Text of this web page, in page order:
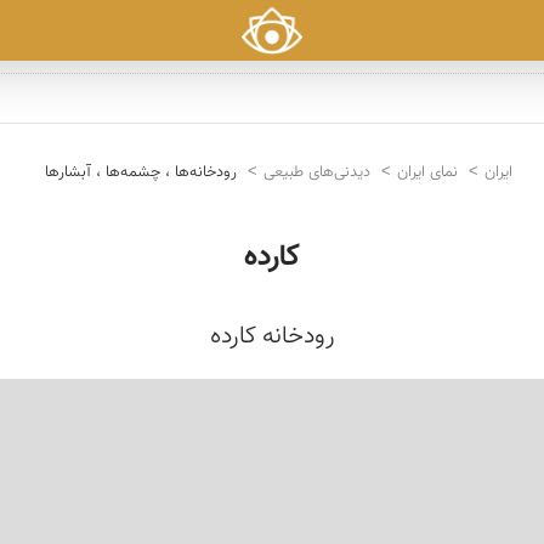
ایران نمای ایران دیدنی‌های طبیعی رودخانه‌ها ، چشمه‌ها ، آبشارها
کارده
رودخانه کارده